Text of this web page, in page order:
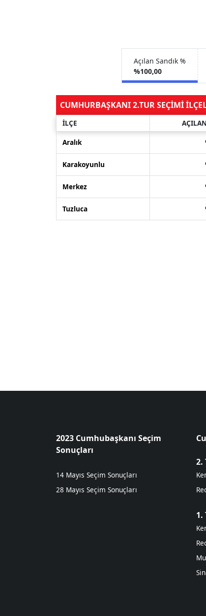
Açılan Sandık %
%100,00
CUMHURBAŞKANI 2.TUR SEÇİMİ
İLÇE
Aralık
Karakoyunlu
Merkez
Tuzluca
2023 Cumhubaşkanı Seçim
Sonuçları
14 Mayıs Seçim Sonuçları
28 Mayıs Seçim Sonuçları
2.
1.